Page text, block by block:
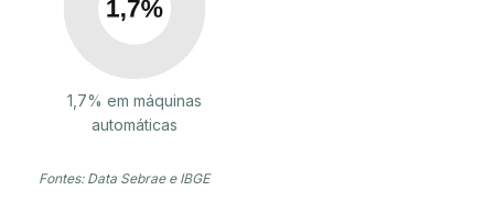
1,7% em máquinas
automáticas
Fontes: Data Sebrae e IBGE